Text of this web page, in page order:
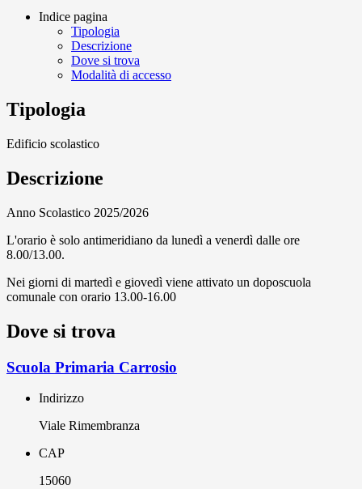
Indice pagina
Tipologia
Descrizione
Dove si trova
Modalità di accesso
Tipologia
Edificio scolastico
Descrizione
Anno Scolastico 2025/2026
L'orario è solo antimeridiano da lunedì a venerdì dalle ore
8.00/13.00.
Nei giorni di martedì e giovedì viene attivato un doposcuola
comunale con orario 13.00-16.00
Dove si trova
Scuola Primaria Carrosio
Indirizzo
Viale Rimembranza
CAP
15060